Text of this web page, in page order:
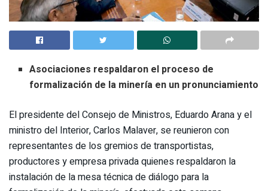
Asociaciones respaldaron el proceso de
formalización de la minería en un pronunciamiento
El presidente del Consejo de Ministros, Eduardo Arana y el
ministro del Interior, Carlos Malaver, se reunieron con
representantes de los gremios de transportistas,
productores y empresa privada quienes respaldaron la
instalación de la mesa técnica de diálogo para la